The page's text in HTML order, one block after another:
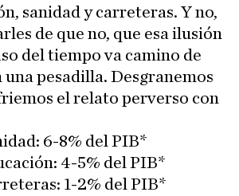
sanidad y carreteras. Y no,
de que no, que esa ilusión
del tiempo va camino de
pesadilla. Desgranemos
el relato perverso con
6-8% del PIB*
4-5% del PIB*
1-2% del PIB*